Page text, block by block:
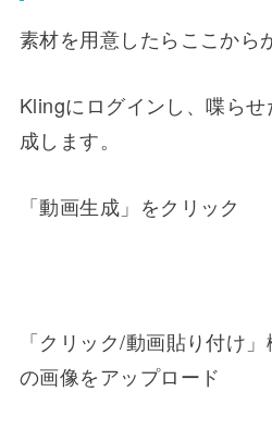
素材を用意したらここから
Klingにログインし、喋ら
成します。
「動画生成」をクリック
「クリック/動画貼り付け
の画像をアップロード